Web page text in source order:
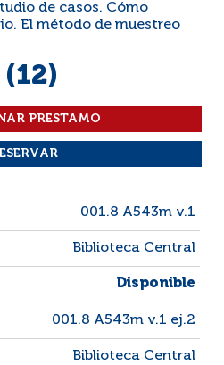
de casos. Cómo
El método de muestreo
001.8 A543m v.1
Biblioteca Central
Disponible
001.8 A543m v.1 ej.2
Biblioteca Central